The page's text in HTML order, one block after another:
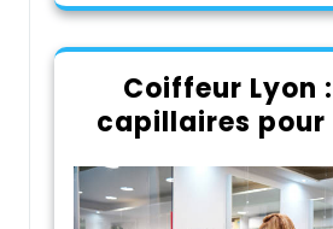
Coiffeur Lyon
capillaires pour